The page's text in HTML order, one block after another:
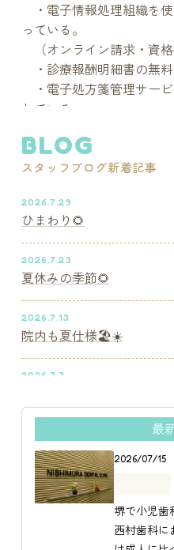
・電子情報処理組織を
っている。
（オンライン請求・資格
・診療報酬明細書の無
・電子処方箋管理サー
れている。
（患者の受診歴・薬剤情
取得・活用）
「安全対策」「感染防止」
・常に医療安全対策等に
・滅菌・空気清浄
・血圧計測・血中の酸素
・AEDなど
保険医療機関：堺市立総合
当院では、患者さんやご
などに対し、感染症の危
対策等に積極的に取り組
また、当院外来において
ず、発熱その他感染症を
る患者さんの受入れを行い
BLOG
スタッフブログ新着記事
2026.7.29
ひまわり🌻
2026.7.23
夏休みの季節🌻
2026.7.13
院内も夏仕様🏖️☀️
2026.7.7
🎋七夕🎋
最
2026/07/15
堺で小児歯
西村歯科に